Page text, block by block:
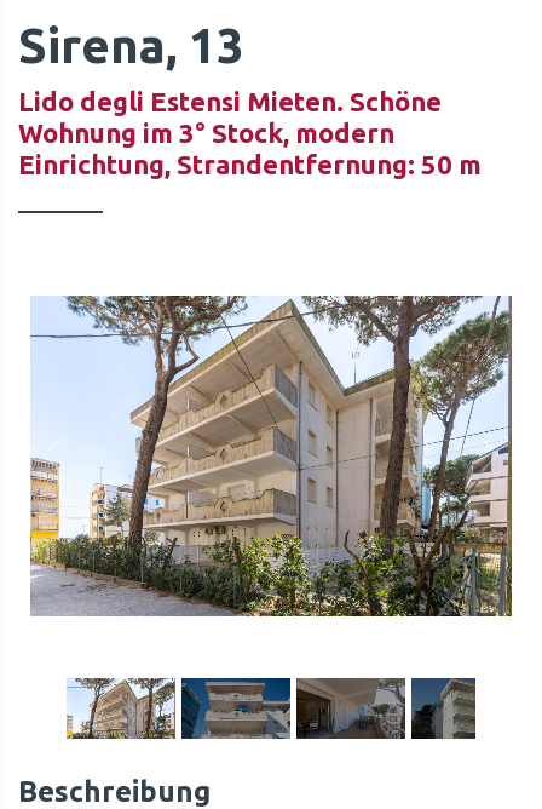
Sirena, 13
Lido degli Estensi Mieten. Schöne
Wohnung im 3° Stock, modern
Einrichtung, Strandentfernung: 50 m
Beschreibung